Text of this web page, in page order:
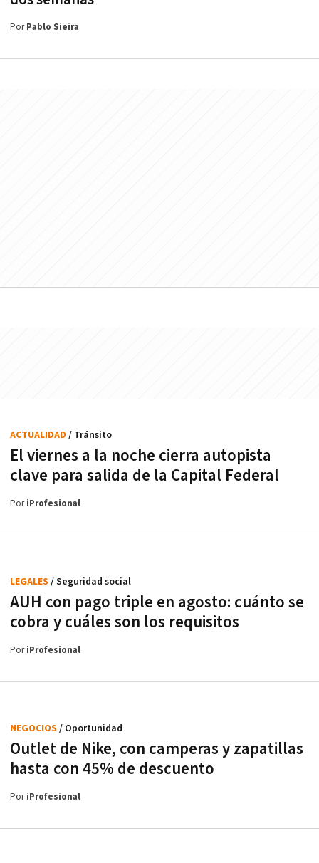
PorPablo Sieira
El viernes a la noche cierra autopista
clave para salida de la Capital Federal
ACTUALIDAD / Tránsito
PoriProfesional
AUH con pago triple en agosto: cuánto se
cobra y cuáles son los requisitos
LEGALES / Seguridad social
PoriProfesional
Outlet de Nike, con camperas y zapatillas
hasta con 45% de descuento
NEGOCIOS / Oportunidad
PoriProfesional